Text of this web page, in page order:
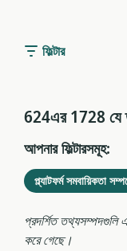
ফিল্টার
624এর 1728 যে
আপনার ফিল্টারসমূহ:
মুছে
ফেলুন
প্ল্যাটফর্ম সমবায়িকতা
প্রদর্শিত তথ্যসম্পদগুলি
করে গেছে।